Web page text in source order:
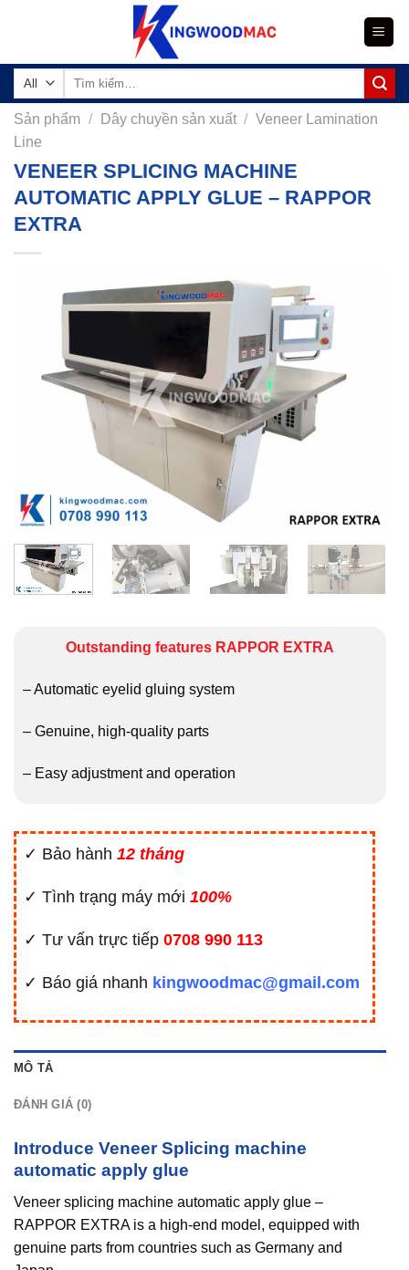
Tìm
Sản phẩm / Dây chuyền sản xuất / Veneer Lamination
Line
VENEER SPLICING MACHINE
AUTOMATIC APPLY GLUE – RAPPOR
EXTRA
Outstanding features RAPPOR EXTRA
– Automatic eyelid gluing system
– Genuine, high-quality parts
– Easy adjustment and operation
✓ Bảo hành 12 tháng
✓ Tình trạng máy mới 100%
✓ Tư vấn trực tiếp 0708 990 113
✓ Báo giá nhanh kingwoodmac@gmail.com
MÔ TẢ
ĐÁNH GIÁ (0)
Introduce Veneer Splicing machine
automatic apply glue
Veneer splicing machine automatic apply glue –
RAPPOR EXTRA is a high-end model, equipped with
genuine parts from countries such as Germany and